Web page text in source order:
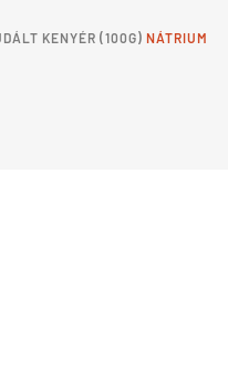
KENYÉR (100G)NÁTRIUM